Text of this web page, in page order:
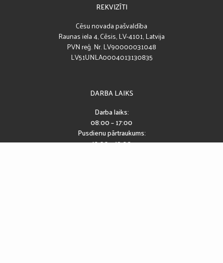
REKVIZĪTI
Cēsu novada pašvaldība
Raunas iela 4, Cēsis, LV-4101, Latvija
PVN reģ. Nr. LV90000031048
LV51UNLA0004013130835
DARBA LAIKS
Darba laiks:
08:00 – 17:00
Pusdienu pārtraukums:
12:00 – 13:00